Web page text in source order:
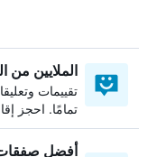
الملايين من
تقييمات
تمامًا. احجز
أفضل صفقات